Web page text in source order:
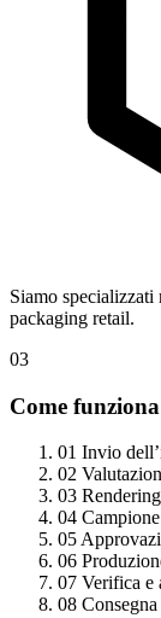
Siamo
packaging retail.
03
Come
01 Invio
02
03
04
05
06
07 Verifica e
08